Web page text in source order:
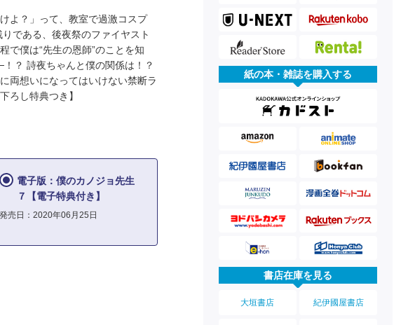
よ？」って、教室で過激コスプ
である、後夜祭のファイヤスト
で僕は“先生の恩師”のことを知
？ 詩夜ちゃんと僕の関係は！？
両想いになってはいけない禁断ラ
ろし特典つき】
電子版：僕のカノジョ先生
７【電子特典付き】
発売日：2020年06月25日
紙の本・雑誌を購入する
書店在庫を見る
大垣書店 紀伊國屋書店